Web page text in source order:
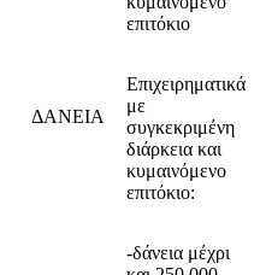
ΔΑΝΕΙΑ
επιτόκιο
Επιχειρηματικά
με
συγκεκριμένη
διάρκεια και
κυμαινόμενο
επιτόκιο:
-δάνεια μέχρι